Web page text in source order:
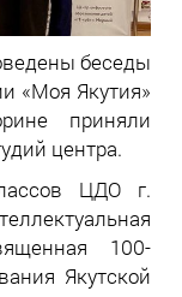
беседы
«Моя Якутия»
приняли
центра.
ЦДО г.
100-
Якутской